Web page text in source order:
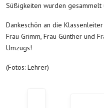
Süßigkeiten wurden
Dankeschön an die
Frau Grimm, Frau Günther und
Umzugs!
(Fotos: Lehrer)